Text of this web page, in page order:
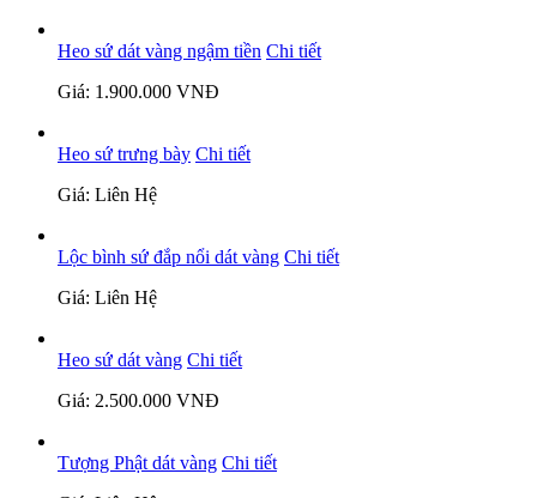
Heo sứ dát vàng ngậm tiền Chi tiết
Giá: 1.900.000 VNĐ
Heo sứ trưng bày Chi tiết
Giá: Liên Hệ
Lộc bình sứ đắp nổi dát vàng Chi tiết
Giá: Liên Hệ
Heo sứ dát vàng Chi tiết
Giá: 2.500.000 VNĐ
Tượng Phật dát vàng Chi tiết